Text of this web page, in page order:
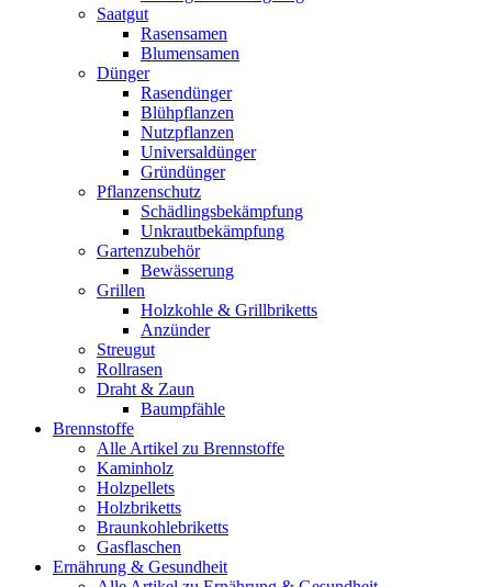
Saatgut
Rasensamen
Blumensamen
Dünger
Rasendünger
Blühpflanzen
Nutzpflanzen
Universaldünger
Gründünger
Pflanzenschutz
Schädlingsbekämpfung
Unkrautbekämpfung
Gartenzubehör
Bewässerung
Grillen
Holzkohle & Grillbriketts
Anzünder
Streugut
Rollrasen
Draht & Zaun
Baumpfähle
Brennstoffe
Alle Artikel zu Brennstoffe
Kaminholz
Holzpellets
Holzbriketts
Braunkohlebriketts
Gasflaschen
Ernährung & Gesundheit